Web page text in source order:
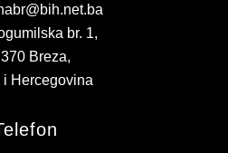
br. 1,
Breza,
i Hercegovina